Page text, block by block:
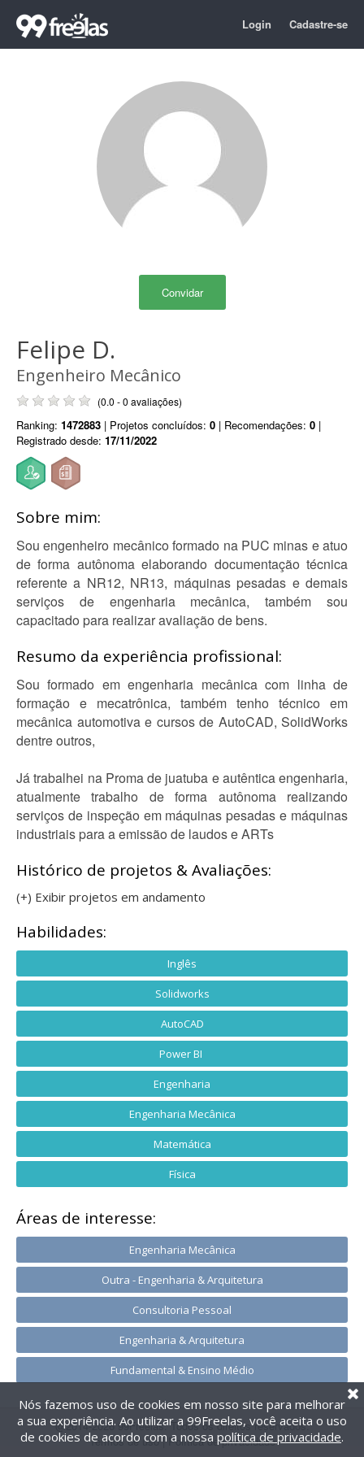
Login Cadastre-se
Convidar
Felipe D.
Engenheiro Mecânico
(0.0 - 0 avaliações)
Ranking: 1472883 | Projetos concluídos: 0 | Recomendações: 0 |
Registrado desde: 17/11/2022
Sobre mim:
Sou engenheiro mecânico formado na PUC minas e atuo
de forma autônoma elaborando documentação técnica
referente a NR12, NR13, máquinas pesadas e demais
serviços de engenharia mecânica, também sou
capacitado para realizar avaliação de bens.
Resumo da experiência profissional:
Sou formado em engenharia mecânica com linha de
formação e mecatrônica, também tenho técnico em
mecânica automotiva e cursos de AutoCAD, SolidWorks
dentre outros,
Já trabalhei na Proma de juatuba e autêntica engenharia,
atualmente trabalho de forma autônoma realizando
serviços de inspeção em máquinas pesadas e máquinas
industriais para a emissão de laudos e ARTs
Histórico de projetos & Avaliações:
(+) Exibir projetos em andamento
Habilidades:
Inglês
Solidworks
AutoCAD
Power BI
Engenharia
Engenharia Mecânica
Matemática
Física
Áreas de interesse:
Engenharia Mecânica
Outra - Engenharia & Arquitetura
Consultoria Pessoal
Engenharia & Arquitetura
Fundamental & Ensino Médio
@2014-2026 99Freelas. Todos os direitos reservados.
Termos de uso| Política de privacidade
Nós fazemos uso de cookies em nosso site para melhorar
a sua experiência. Ao utilizar a 99Freelas, você aceita o uso
de cookies de acordo com a nossa política de privacidade.